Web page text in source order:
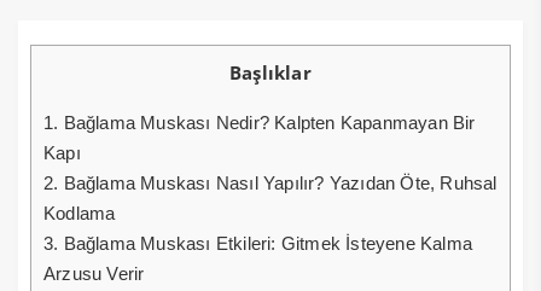
Başlıklar
1. Bağlama Muskası Nedir? Kalpten Kapanmayan Bir
Kapı
2. Bağlama Muskası Nasıl Yapılır? Yazıdan Öte, Ruhsal
Kodlama
3. Bağlama Muskası Etkileri: Gitmek İsteyene Kalma
Arzusu Verir